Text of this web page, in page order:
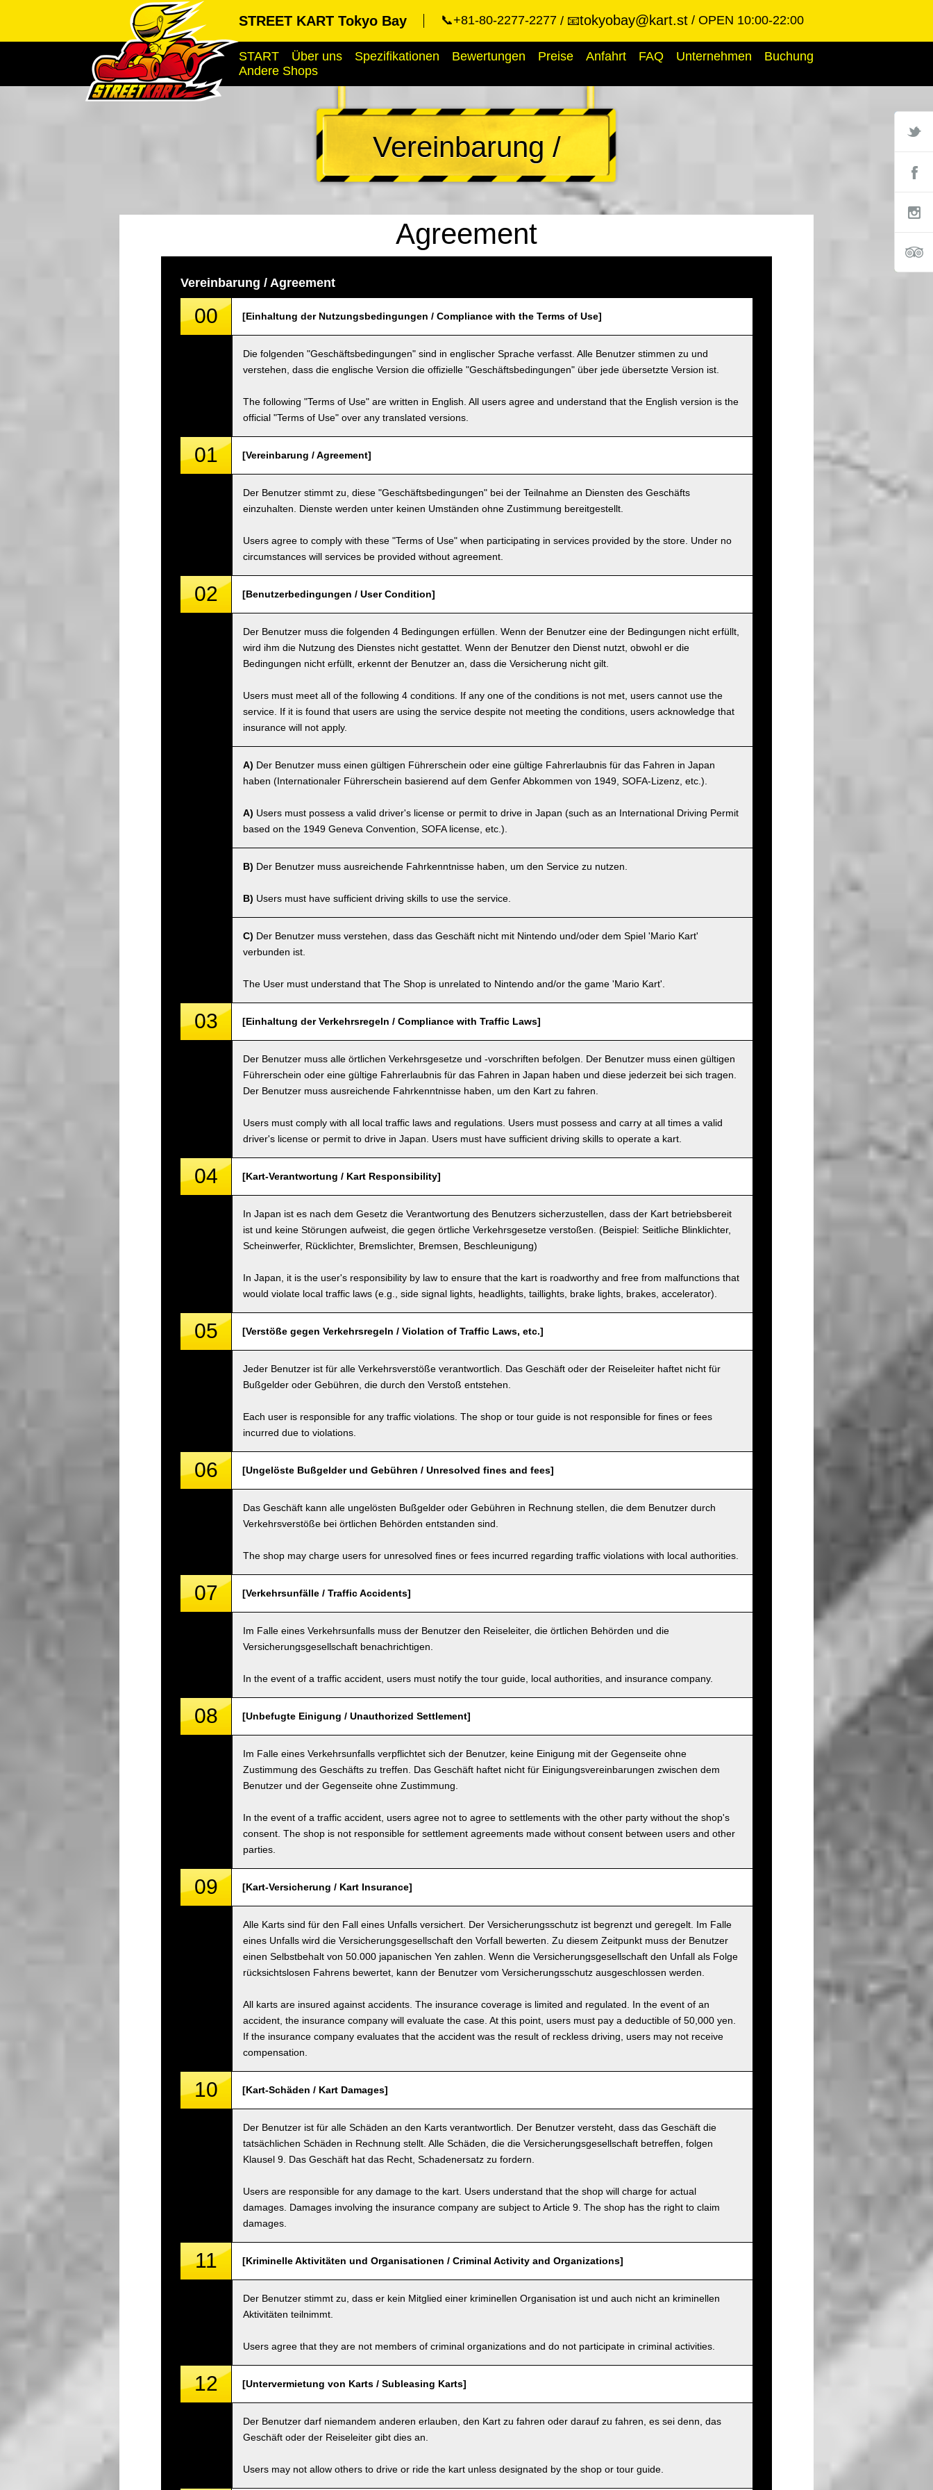
STREET KART Tokyo Bay 📞+81-80-2277-2277 📧tokyobay@kart.st OPEN 10:00-22:00
START Über uns Spezifikationen Bewertungen Preise Anfahrt FAQ Unternehmen
Buchung
Andere Shops
Vereinbarung /
Agreement
Vereinbarung / Agreement
00 [Einhaltung der Nutzungsbedingungen / Compliance with the Terms of Use]
Die folgenden "Geschäftsbedingungen" sind in englischer Sprache verfasst. Alle Benutzer stimmen zu und
verstehen, dass die englische Version die offizielle "Geschäftsbedingungen" über jede übersetzte Version ist.
The following "Terms of Use" are written in English. All users agree and understand that the English version is the
official "Terms of Use" over any translated versions.
01 [Vereinbarung / Agreement]
Der Benutzer stimmt zu, diese "Geschäftsbedingungen" bei der Teilnahme an Diensten des Geschäfts
einzuhalten. Dienste werden unter keinen Umständen ohne Zustimmung bereitgestellt.
Users agree to comply with these "Terms of Use" when participating in services provided by the store. Under no
circumstances will services be provided without agreement.
02 [Benutzerbedingungen / User Condition]
Der Benutzer muss die folgenden 4 Bedingungen erfüllen. Wenn der Benutzer eine der Bedingungen nicht erfüllt,
wird ihm die Nutzung des Dienstes nicht gestattet. Wenn der Benutzer den Dienst nutzt, obwohl er die
Bedingungen nicht erfüllt, erkennt der Benutzer an, dass die Versicherung nicht gilt.
Users must meet all of the following 4 conditions. If any one of the conditions is not met, users cannot use the
service. If it is found that users are using the service despite not meeting the conditions, users acknowledge that
insurance will not apply.
A) Der Benutzer muss einen gültigen Führerschein oder eine gültige Fahrerlaubnis für das Fahren in Japan
haben (Internationaler Führerschein basierend auf dem Genfer Abkommen von 1949, SOFA-Lizenz, etc.).
A) Users must possess a valid driver's license or permit to drive in Japan (such as an International Driving Permit
based on the 1949 Geneva Convention, SOFA license, etc.).
B) Der Benutzer muss ausreichende Fahrkenntnisse haben, um den Service zu nutzen.
B) Users must have sufficient driving skills to use the service.
C) Der Benutzer muss verstehen, dass das Geschäft nicht mit Nintendo und/oder dem Spiel 'Mario Kart'
verbunden ist.
The User must understand that The Shop is unrelated to Nintendo and/or the game 'Mario Kart'.
03 [Einhaltung der Verkehrsregeln / Compliance with Traffic Laws]
Der Benutzer muss alle örtlichen Verkehrsgesetze und -vorschriften befolgen. Der Benutzer muss einen gültigen
Führerschein oder eine gültige Fahrerlaubnis für das Fahren in Japan haben und diese jederzeit bei sich tragen.
Der Benutzer muss ausreichende Fahrkenntnisse haben, um den Kart zu fahren.
Users must comply with all local traffic laws and regulations. Users must possess and carry at all times a valid
driver's license or permit to drive in Japan. Users must have sufficient driving skills to operate a kart.
04 [Kart-Verantwortung / Kart Responsibility]
In Japan ist es nach dem Gesetz die Verantwortung des Benutzers sicherzustellen, dass der Kart betriebsbereit
ist und keine Störungen aufweist, die gegen örtliche Verkehrsgesetze verstoßen. (Beispiel: Seitliche Blinklichter,
Scheinwerfer, Rücklichter, Bremslichter, Bremsen, Beschleunigung)
In Japan, it is the user's responsibility by law to ensure that the kart is roadworthy and free from malfunctions that
would violate local traffic laws (e.g., side signal lights, headlights, taillights, brake lights, brakes, accelerator).
05 [Verstöße gegen Verkehrsregeln / Violation of Traffic Laws, etc.]
Jeder Benutzer ist für alle Verkehrsverstöße verantwortlich. Das Geschäft oder der Reiseleiter haftet nicht für
Bußgelder oder Gebühren, die durch den Verstoß entstehen.
Each user is responsible for any traffic violations. The shop or tour guide is not responsible for fines or fees
incurred due to violations.
06 [Ungelöste Bußgelder und Gebühren / Unresolved fines and fees]
Das Geschäft kann alle ungelösten Bußgelder oder Gebühren in Rechnung stellen, die dem Benutzer durch
Verkehrsverstöße bei örtlichen Behörden entstanden sind.
The shop may charge users for unresolved fines or fees incurred regarding traffic violations with local authorities.
07 [Verkehrsunfälle / Traffic Accidents]
Im Falle eines Verkehrsunfalls muss der Benutzer den Reiseleiter, die örtlichen Behörden und die
Versicherungsgesellschaft benachrichtigen.
In the event of a traffic accident, users must notify the tour guide, local authorities, and insurance company.
08 [Unbefugte Einigung / Unauthorized Settlement]
Im Falle eines Verkehrsunfalls verpflichtet sich der Benutzer, keine Einigung mit der Gegenseite ohne
Zustimmung des Geschäfts zu treffen. Das Geschäft haftet nicht für Einigungsvereinbarungen zwischen dem
Benutzer und der Gegenseite ohne Zustimmung.
In the event of a traffic accident, users agree not to agree to settlements with the other party without the shop's
consent. The shop is not responsible for settlement agreements made without consent between users and other
parties.
09 [Kart-Versicherung / Kart Insurance]
Alle Karts sind für den Fall eines Unfalls versichert. Der Versicherungsschutz ist begrenzt und geregelt. Im Falle
eines Unfalls wird die Versicherungsgesellschaft den Vorfall bewerten. Zu diesem Zeitpunkt muss der Benutzer
einen Selbstbehalt von 50.000 japanischen Yen zahlen. Wenn die Versicherungsgesellschaft den Unfall als Folge
rücksichtslosen Fahrens bewertet, kann der Benutzer vom Versicherungsschutz ausgeschlossen werden.
All karts are insured against accidents. The insurance coverage is limited and regulated. In the event of an
accident, the insurance company will evaluate the case. At this point, users must pay a deductible of 50,000 yen.
If the insurance company evaluates that the accident was the result of reckless driving, users may not receive
compensation.
10 [Kart-Schäden / Kart Damages]
Der Benutzer ist für alle Schäden an den Karts verantwortlich. Der Benutzer versteht, dass das Geschäft die
tatsächlichen Schäden in Rechnung stellt. Alle Schäden, die die Versicherungsgesellschaft betreffen, folgen
Klausel 9. Das Geschäft hat das Recht, Schadenersatz zu fordern.
Users are responsible for any damage to the kart. Users understand that the shop will charge for actual
damages. Damages involving the insurance company are subject to Article 9. The shop has the right to claim
damages.
11 [Kriminelle Aktivitäten und Organisationen / Criminal Activity and Organizations]
Der Benutzer stimmt zu, dass er kein Mitglied einer kriminellen Organisation ist und auch nicht an kriminellen
Aktivitäten teilnimmt.
Users agree that they are not members of criminal organizations and do not participate in criminal activities.
12 [Untervermietung von Karts / Subleasing Karts]
Der Benutzer darf niemandem anderen erlauben, den Kart zu fahren oder darauf zu fahren, es sei denn, das
Geschäft oder der Reiseleiter gibt dies an.
Users may not allow others to drive or ride the kart unless designated by the shop or tour guide.